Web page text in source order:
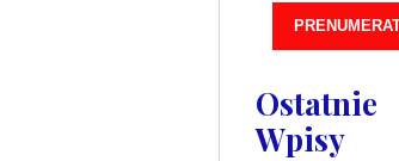
Ostatnie
Wpisy